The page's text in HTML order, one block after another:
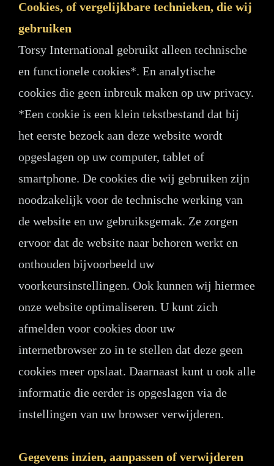
Cookies, of vergelijkbare technieken, die wij
gebruiken
Torsy International gebruikt alleen technische
en functionele cookies*. En analytische
cookies die geen inbreuk maken op uw privacy.
*Een cookie is een klein tekstbestand dat bij
het eerste bezoek aan deze website wordt
opgeslagen op uw computer, tablet of
smartphone. De cookies die wij gebruiken zijn
noodzakelijk voor de technische werking van
de website en uw gebruiksgemak. Ze zorgen
ervoor dat de website naar behoren werkt en
onthouden bijvoorbeeld uw
voorkeursinstellingen. Ook kunnen wij hiermee
onze website optimaliseren. U kunt zich
afmelden voor cookies door uw
internetbrowser zo in te stellen dat deze geen
cookies meer opslaat. Daarnaast kunt u ook alle
informatie die eerder is opgeslagen via de
instellingen van uw browser verwijderen.
Gegevens inzien, aanpassen of verwijderen